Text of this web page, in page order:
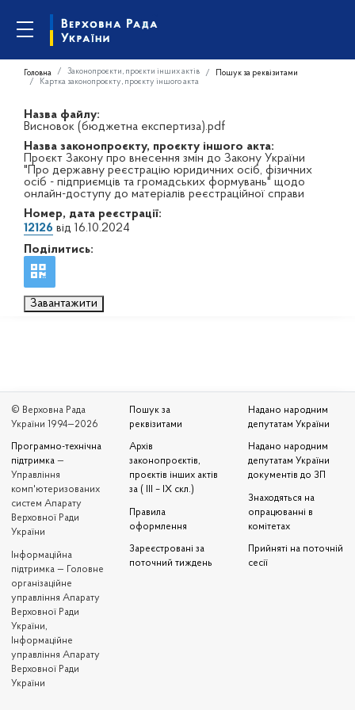
Головна Законопроєкти, проєкти інших актів
Пошук за реквізитами
Картка законопроєкту, проєкту іншого акта
Назва файлу:
Висновок (бюджетна експертиза).pdf
Назва законопроєкту, проєкту іншого акта:
Проєкт Закону про внесення змін до Закону України
"Про державну реєстрацію юридичних осіб, фізичних
осіб - підприємців та громадських формувань" щодо
онлайн-доступу до матеріалів реєстраційної справи
Номер, дата реєстрації:
12126 від 16.10.2024
Поділитись:
Завантажити
© Верховна Рада
України 1994—2026
Програмно-технічна
підтримка —
Управління
комп'ютеризованих
систем Апарату
Верховної Ради
України
Iнформаційна
підтримка — Головне
організаційне
управління Апарату
Верховної Ради
України,
Інформаційне
управління Апарату
Верховної Ради
України
Пошук за
реквізитами
Архів
законопроєктів,
проєктів інших актів
за ( III – IX скл.)
Правила
оформлення
Зареєстровані за
поточний тиждень
Надано народним
депутатам України
Надано народним
депутатам України
документів до ЗП
Знаходяться на
опрацюванні в
комітетах
Прийняті на поточній
сесії